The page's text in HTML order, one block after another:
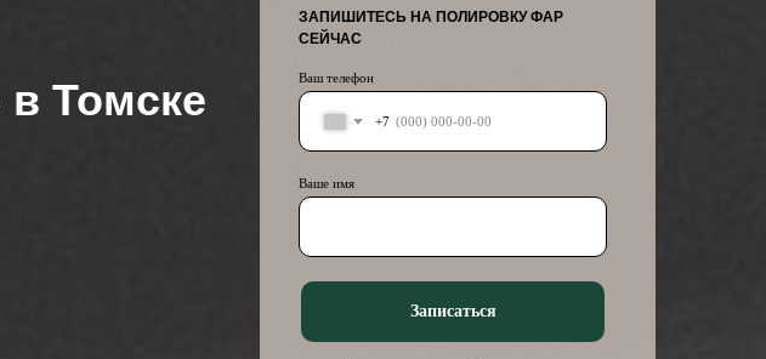
Томске Ваш телефон
+7
Ваше имя
Записаться
ЗАПИШИТЕСЬ НА ПОЛИРОВКУ ФАР
СЕЙЧАС